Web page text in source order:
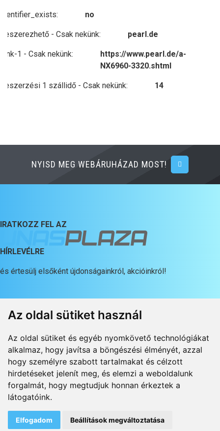
Az oldal sütiket használ
Az oldal sütiket és egyéb nyomkövető technológiákat
alkalmaz, hogy javítsa a böngészési élményét, azzal
hogy személyre szabott tartalmakat és célzott
hirdetéseket jelenít meg, és elemzi a weboldalunk
forgalmát, hogy megtudjuk honnan érkeztek a
látogatóink.
Elfogadom Beállítások megváltoztatása
Fröccsenésálló rozsdamentes acél ház: IP44
Tápellátás: integrált Li-Ion akkumulátor 2200 mAh-val
Méretek: 16 x 85 cm
identifier_exists: no
Beszerezhető - Csak nekünk: pearl.de
Link-1 - Csak nekünk:
https://www.pearl.de/a-
NX6960-3320.shtml
Beszerzési 1 szállidő - Csak nekünk: 14
NYISD MEG WEBÁRUHÁZAD MOST!
IRATKOZZ FEL AZ
HÍRLEVÉLRE
és értesülj elsőként újdonságainkról, akcióinkról!
LEGYÉL PARTNERÜNK!
ÁLTALÁNOS INFORMÁCIÓK
ADATKEZELÉSI TÁJÉKOZTATÓ